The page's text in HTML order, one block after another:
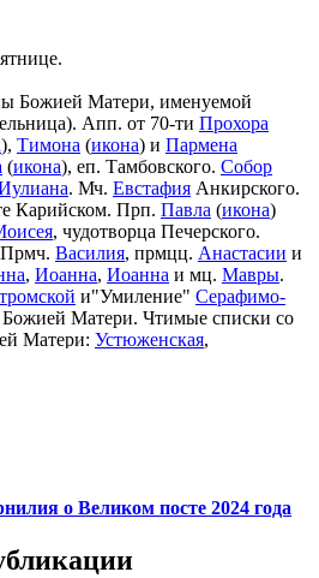
Божией Матери, именуемой
Апп. от 70-ти Прохора
), Тимона (икона) и Пармена
(икона), еп. Тамбовского. Собор
. Мч. Евстафия Анкирского.
Карийском. Прп. Павла (икона)
, чудотворца Печерского.
Прмч. Василия, прмцц. Анастасии и
, Иоанна, Иоанна и мц. Мавры.
и"Умиление" Серафимо-
Матери. Чтимые списки со
Матери: Устюженская,
Лавре).
о Великом посте 2024 года